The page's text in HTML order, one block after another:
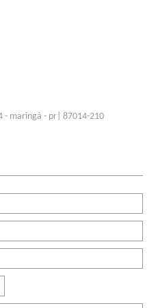
- maringá - pr| 87014-210